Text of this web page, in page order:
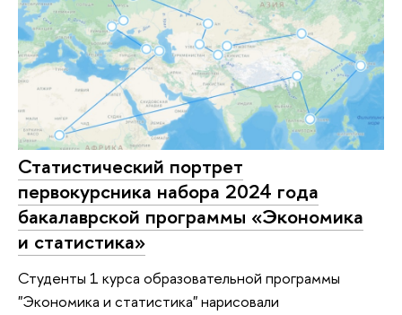
Статистический портрет
первокурсника набора 2024 года
бакалаврской программы «Экономика
и статистика»
Студенты 1 курса образовательной программы
"Экономика и статистика" нарисовали